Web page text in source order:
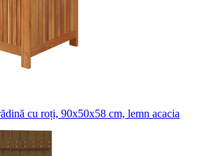
cu roți, 90x50x58 cm, lemn acacia